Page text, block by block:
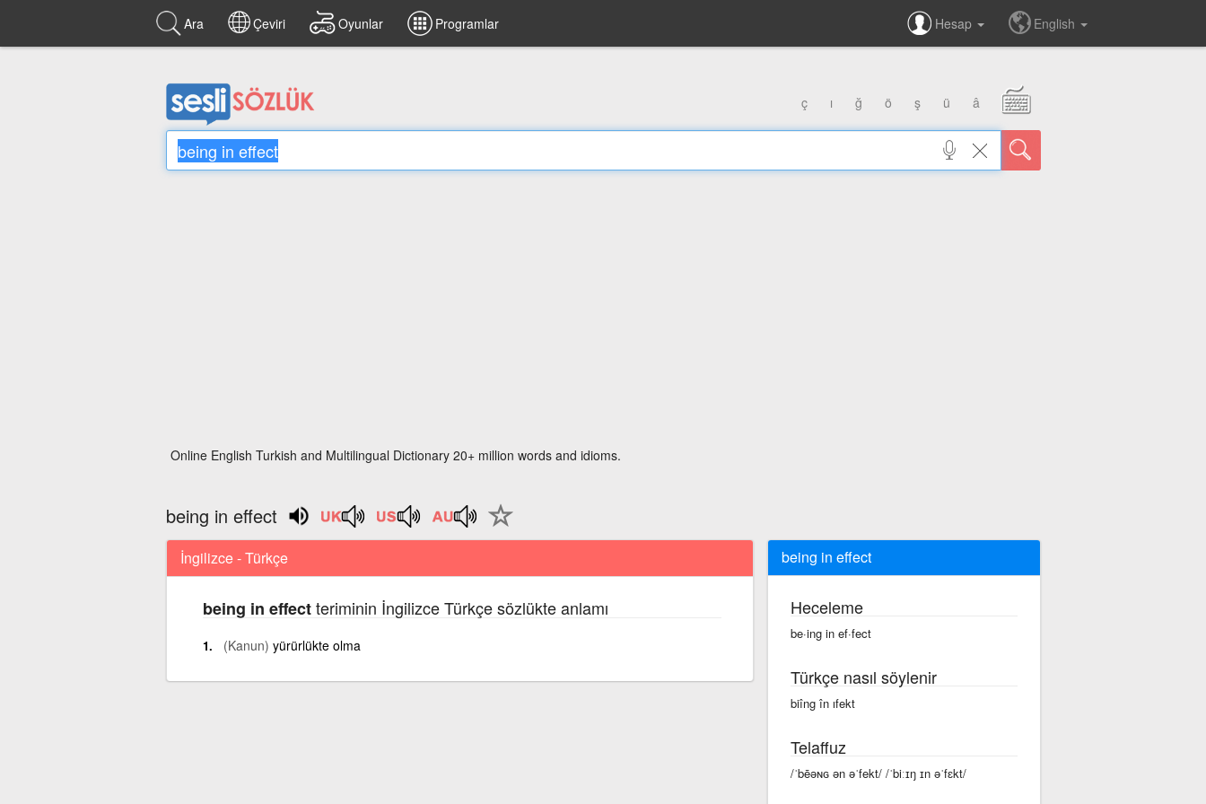
Ara Çeviri Oyunlar Programlar Hesap English
ç ı ğ ö ş ü â
Online English Turkish and Multilingual Dictionary 20+ million words and idioms.
being in effect
İngilizce - Türkçe
being in effectteriminin İngilizce Türkçe sözlükte anlamı
(Kanun) yürürlükte olma
being in effect
Heceleme
be·ing in ef·fect
Türkçe nasıl söylenir
biîng în ıfekt
Telaffuz
/ˈbēəɴɢ ən əˈfekt/ /ˈbiːɪŋ ɪn əˈfɛkt/